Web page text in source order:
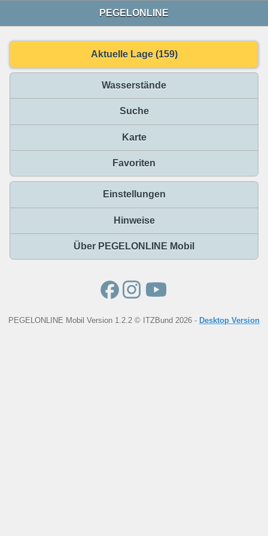
PEGELONLINE
Aktuelle Lage (159)
Wasserstände
Suche
Karte
Favoriten
Einstellungen
Hinweise
Über PEGELONLINE Mobil
PEGELONLINE Mobil Version 1.2.2 © ITZBund 2026 - Desktop Version